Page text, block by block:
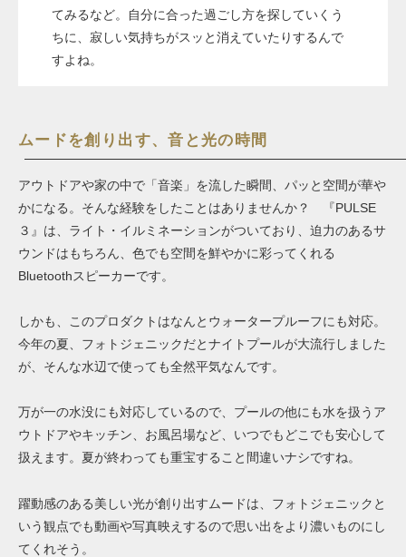
てみるなど。自分に合った過ごし方を探していくう
ちに、寂しい気持ちがスッと消えていたりするんで
すよね。
ムードを創り出す、音と光の時間
アウトドアや家の中で「音楽」を流した瞬間、パッと空間が華や
かになる。そんな経験をしたことはありませんか？ 『PULSE
３』は、ライト・イルミネーションがついており、迫力のあるサ
ウンドはもちろん、色でも空間を鮮やかに彩ってくれる
Bluetoothスピーカーです。
しかも、このプロダクトはなんとウォータープルーフにも対応。
今年の夏、フォトジェニックだとナイトプールが大流行しました
が、そんな水辺で使っても全然平気なんです。
万が一の水没にも対応しているので、プールの他にも水を扱うア
ウトドアやキッチン、お風呂場など、いつでもどこでも安心して
扱えます。夏が終わっても重宝すること間違いナシですね。
躍動感のある美しい光が創り出すムードは、フォトジェニックと
いう観点でも動画や写真映えするので思い出をより濃いものにし
てくれそう。